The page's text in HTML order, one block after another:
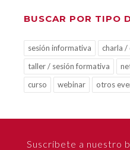
BUSCAR POR TIPO
sesión informativa
charla /
taller / sesión formativa
curso
webinar otros
Suscríbete a nuestro